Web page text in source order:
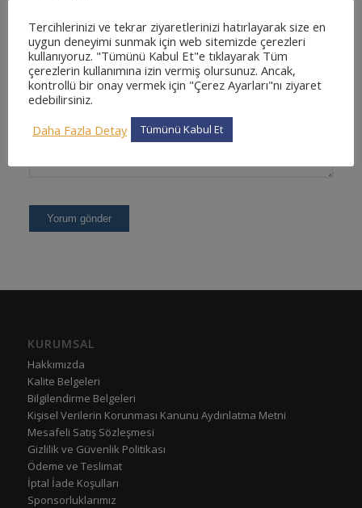
KURUMSAL
Hakkımızda
Kalite Belgeleri
Bilgilendirme Belgeleri
Kişisel Verilerin Korunması Kanunu Aydınlatma Metni
Mesafeli Satış Sözleşmesi
Gizlilik ve Güvenlik Politikası
Ödeme ve Teslimat
İptal İade Koşulları
Sponsorluklarımız
Tercihlerinizi ve tekrar ziyaretlerinizi hatırlayarak size en
uygun deneyimi sunmak için web sitemizde çerezleri
kullanıyoruz. "Tümünü Kabul Et"e tıklayarak Tüm
çerezlerin kullanımına izin vermiş olursunuz. Ancak,
kontrollü bir onay vermek için "Çerez Ayarları"nı ziyaret
edebilirsiniz.
Daha Fazla Detay
Tümünü Kabul Et